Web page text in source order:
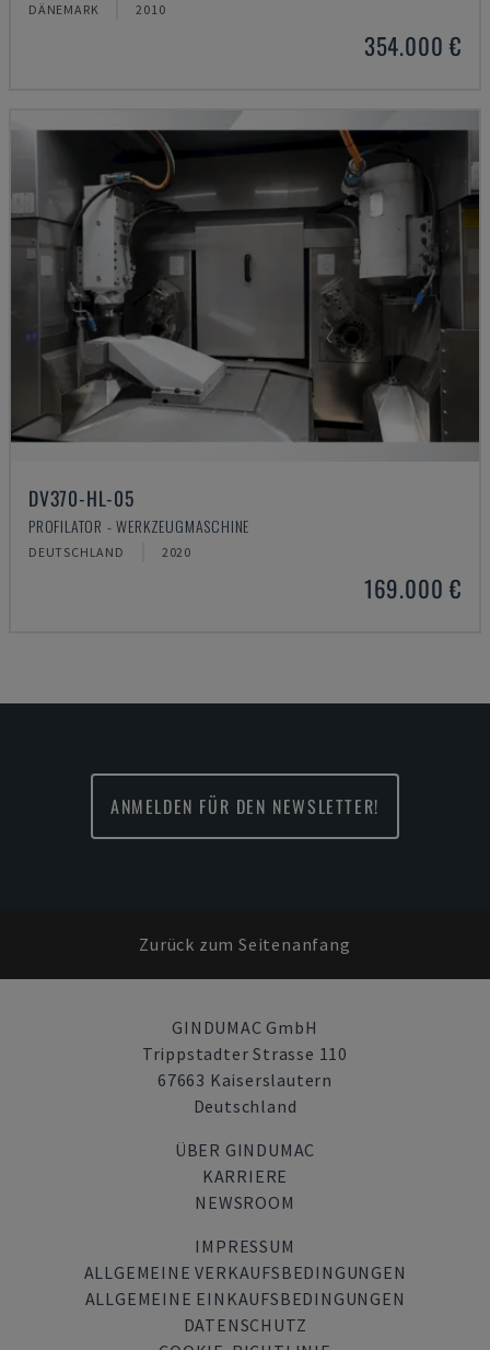
DÄNEMARK 2010
354.000 €
DV370-HL-05
PROFILATOR - WERKZEUGMASCHINE
DEUTSCHLAND 2020
169.000 €
ANMELDEN FÜR DEN NEWSLETTER!
Zurück zum Seitenanfang
GINDUMAC GmbH
Trippstadter Strasse 110
67663 Kaiserslautern
Deutschland
ÜBER GINDUMAC
KARRIERE
NEWSROOM
IMPRESSUM
ALLGEMEINE VERKAUFSBEDINGUNGEN
ALLGEMEINE EINKAUFSBEDINGUNGEN
DATENSCHUTZ